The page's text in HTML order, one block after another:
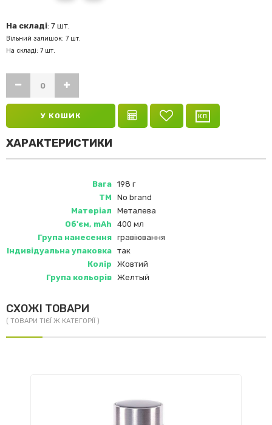
На складі: 7 шт.
Вільний залишок: 7 шт.
На складі: 7 шт.
У КОШИК
ХАРАКТЕРИСТИКИ
Вага 198 г
ТМ
No brand
Матеріал
Металева
Об'єм, mAh
400 мл
Група нанесення гравіювання
Індивідуальна упаковка так
Колір
Жовтий
Група кольорів Желтый
СХОЖІ ТОВАРИ
( ТОВАРИ ТІЄЇ Ж КАТЕГОРІЇ )